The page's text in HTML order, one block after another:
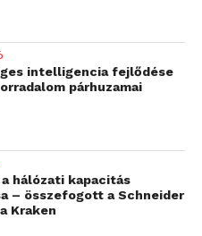
és
is
a
intelligencia fejlődése
párhuzamai
hálózati kapacitás
– összefogott a Schneider
Kraken